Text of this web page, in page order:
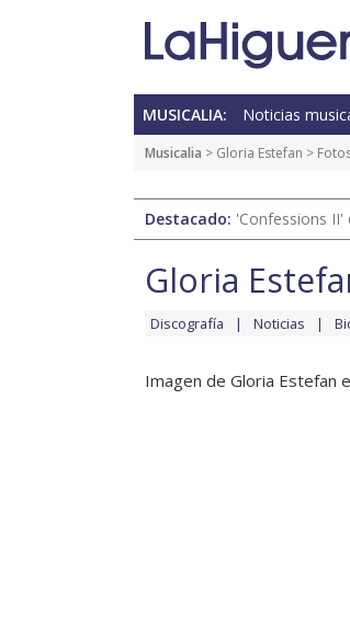
MUSICALIA: Noticias
Musicalia > Gloria Estefan >
Destacado: 'Confessions II'
Gloria
Discografía Noticias
Imagen de Gloria Estefan